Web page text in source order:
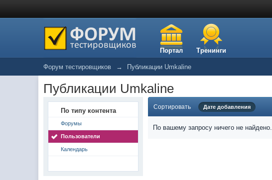
Портал Тренинги
Форум тестировщиков → Публикации Umkaline
Публикации Umkaline
По типу контента
Форумы
Пользователи
Календарь
Сортировать Дате добавления
По вашему запросу ничего не найдено.